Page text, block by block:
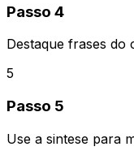
Passo 4
Destaque frases do
5
Passo 5
Use a sintese para